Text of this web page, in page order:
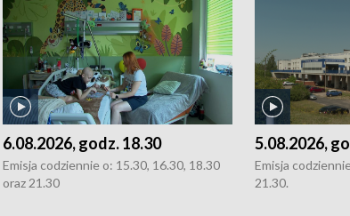
6.08.2026, godz. 18.30
Emisja codziennie o: 15.30, 16.30, 18.30
oraz 21.30
5.08.2026,
Emisja
21.30.